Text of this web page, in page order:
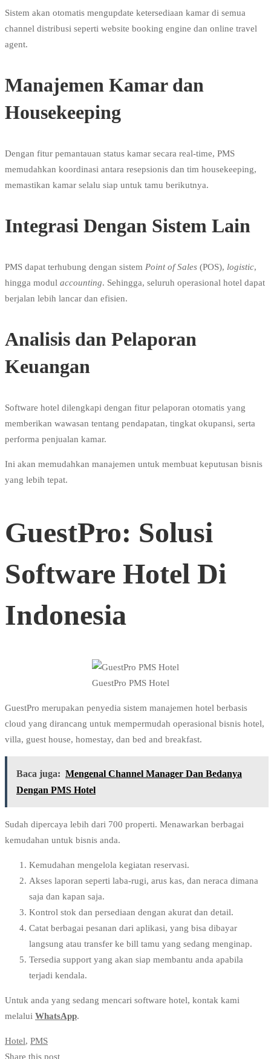
Sistem akan otomatis mengupdate ketersediaan kamar di semua
channel distribusi seperti website booking engine dan online travel
agent.
Manajemen Kamar dan
Housekeeping
Dengan fitur pemantauan status kamar secara real-time, PMS
memudahkan koordinasi antara resepsionis dan tim housekeeping,
memastikan kamar selalu siap untuk tamu berikutnya.
Integrasi Dengan Sistem Lain
PMS dapat terhubung dengan sistem Point of Sales (POS), logistic,
hingga modul accounting. Sehingga, seluruh operasional hotel dapat
berjalan lebih lancar dan efisien.
Analisis dan Pelaporan
Keuangan
Software hotel dilengkapi dengan fitur pelaporan otomatis yang
memberikan wawasan tentang pendapatan, tingkat okupansi, serta
performa penjualan kamar.
Ini akan memudahkan manajemen untuk membuat keputusan bisnis
yang lebih tepat.
GuestPro: Solusi
Software Hotel Di
Indonesia
GuestPro PMS Hotel
GuestPro merupakan penyedia sistem manajemen hotel berbasis
cloud yang dirancang untuk mempermudah operasional bisnis hotel,
villa, guest house, homestay, dan bed and breakfast.
Baca juga: Mengenal Channel Manager Dan Bedanya
Dengan PMS Hotel
Sudah dipercaya lebih dari 700 properti. Menawarkan berbagai
kemudahan untuk bisnis anda.
Kemudahan mengelola kegiatan reservasi.
Akses laporan seperti laba-rugi, arus kas, dan neraca dimana
saja dan kapan saja.
Kontrol stok dan persediaan dengan akurat dan detail.
Catat berbagai pesanan dari aplikasi, yang bisa dibayar
langsung atau transfer ke bill tamu yang sedang menginap.
Tersedia support yang akan siap membantu anda apabila
terjadi kendala.
Untuk anda yang sedang mencari software hotel, kontak kami
melalui WhatsApp.
Hotel, PMS
Share this post